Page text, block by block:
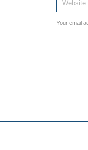
Your email